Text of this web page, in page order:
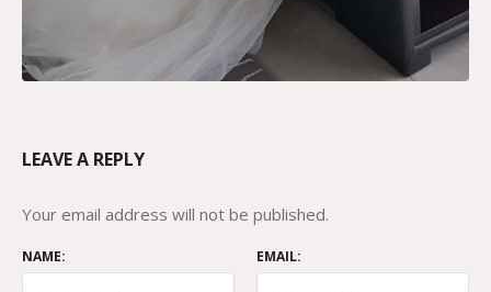
LEAVE A REPLY
Your email address will not be published.
NAME: EMAIL: